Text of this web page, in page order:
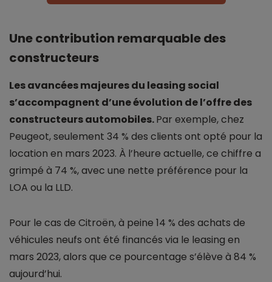
Une contribution remarquable des
constructeurs
Les avancées majeures du leasing social
s’accompagnent d’une évolution de l’offre des
constructeurs automobiles.Par exemple, chez
Peugeot, seulement 34 % des clients ont opté pour la
location en mars 2023. À l’heure actuelle, ce chiffre a
grimpé à 74 %, avec une nette préférence pour la
LOA ou la LLD.
Pour le cas de Citroën, à peine 14 % des achats de
véhicules neufs ont été financés via le leasing en
mars 2023, alors que ce pourcentage s’élève à 84 %
aujourd’hui.